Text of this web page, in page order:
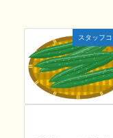
スタッフ